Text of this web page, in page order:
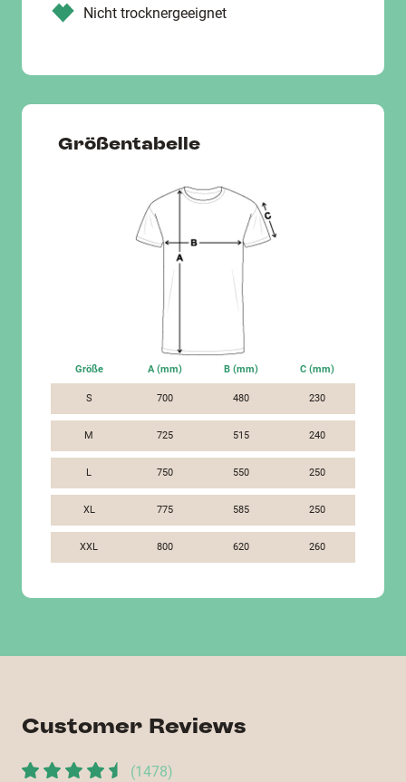
Nicht trocknergeeignet
Größentabelle
Größe A (mm) B (mm) C (mm)
S 700 480 230
M 725 515 240
L 750 550 250
XL 775 585 250
XXL 800 620 260
Customer Reviews
(1478)